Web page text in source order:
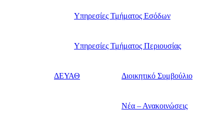
Υπηρεσίες Τμήματος Εσόδων
Υπηρεσίες Τμήματος Περιουσίας
ΔΕΥΑΘ Διοικητικό Συμβούλιο
Νέα – Ανακοινώσεις